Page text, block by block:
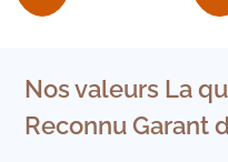
Nos valeurs La
Reconnu Garant